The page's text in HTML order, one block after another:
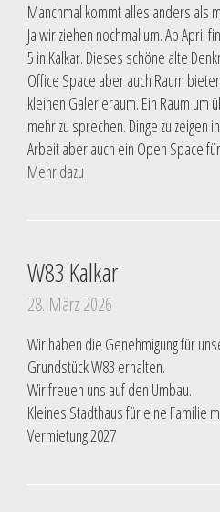
Manchmal kommt alles anders als
Ja wir ziehen nochmal um. Ab April
5 in Kalkar. Dieses schöne alte
Office Space aber auch Raum
kleinen Galerieraum. Ein Raum um
mehr zu sprechen. Dinge zu zeigen
Arbeit aber auch ein Open Space
Mehr dazu
W83 Kalkar
28. März 2026
Wir haben die Genehmigung für
Grundstück W83 erhalten.
Wir freuen uns auf den Umbau.
Kleines Stadthaus für eine Familie
Vermietung 2027